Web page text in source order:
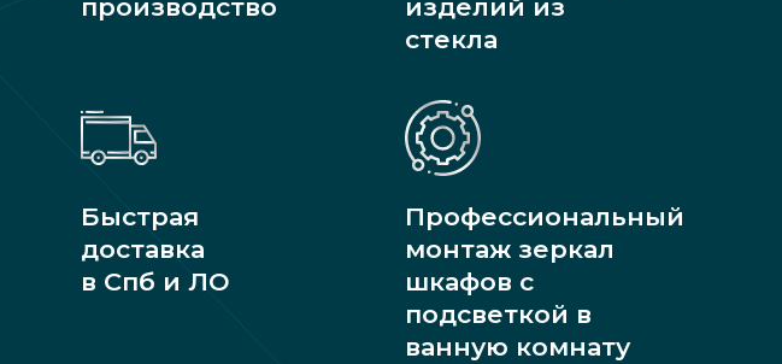
производство
изделий из
стекла
Быстрая
доставка
в Спб и ЛО
Профессиональный
монтаж зеркал
шкафов с
подсветкой в
ванную комнату